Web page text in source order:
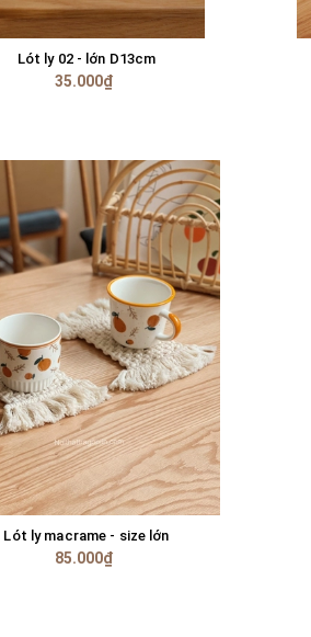
TÙY CHỌN
Lót ly 02 - lớn D13cm
35.000₫
TÙY CHỌN
Lót ly macrame - size lớn
85.000₫